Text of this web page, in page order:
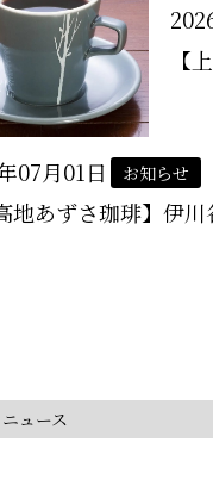
【
07月01日 お知らせ
地あずさ珈琲】伊
ニュース